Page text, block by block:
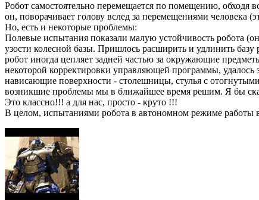
Робот самостоятельно перемещается по помещению, обходя
он, поворачивает голову вслед за перемещениями человека
Но, есть и некоторые проблемы:
Полевые испытания показали малую устойчивость робота
узости колесной базы. Пришлось расширить и удлинить
робот иногда цепляет задней частью за окружающие
некоторой корректировки управляющей программы, удалось
нависающие поверхности - столешницы, стулья с
возникшие проблемы мы в ближайшее время решим. Я бы
Это классно!!! а для нас, просто - круто !!!
В целом, испытаниями робота в автономном режиме работы